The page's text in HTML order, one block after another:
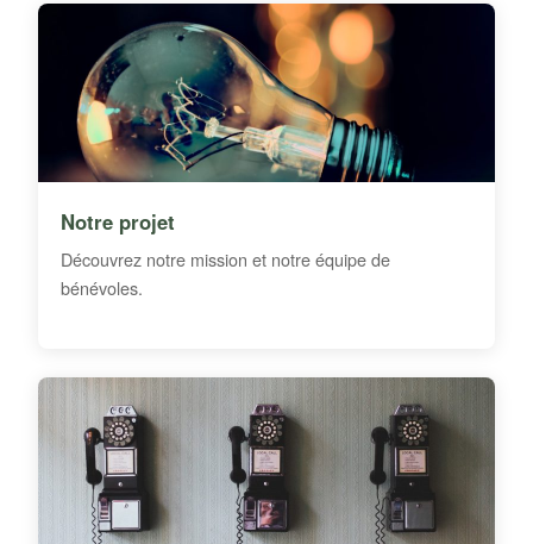
Notre projet
Découvrez notre mission et notre équipe de
bénévoles.